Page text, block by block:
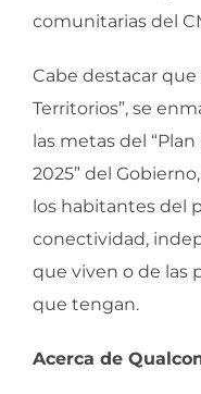
comunitarias del
Cabe destacar
Territorios”, se
las metas del
2025” del
los habitantes del
conectividad,
que viven o de las
que tengan.
Acerca de